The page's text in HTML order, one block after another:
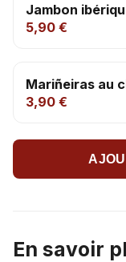
Jambon
5,90 €
Mariñeiras au
3,90 €
En savoir